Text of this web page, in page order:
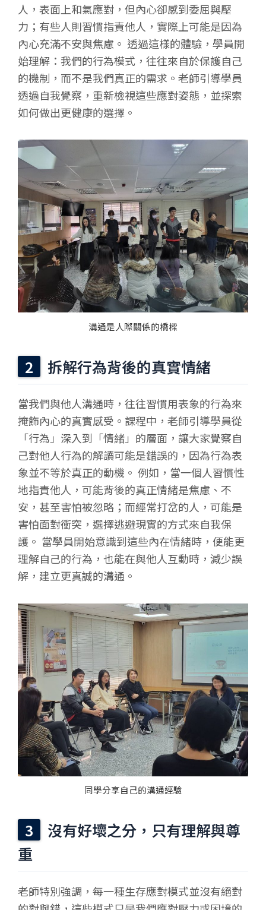
人，表面上和氣應對，但內心卻感到委屈與壓
力；有些人則習慣指責他人，實際上可能是因為
內心充滿不安與焦慮。 透過這樣的體驗，學員開
始理解：我們的行為模式，往往來自於保護自己
的機制，而不是我們真正的需求。老師引導學員
透過自我覺察，重新檢視這些應對姿態，並探索
如何做出更健康的選擇。
溝通是人際關係的橋樑
拆解行為背後的真實情緒
當我們與他人溝通時，往往習慣用表象的行為來
掩飾內心的真實感受。課程中，老師引導學員從
「行為」深入到「情緒」的層面，讓大家覺察自
己對他人行為的解讀可能是錯誤的，因為行為表
象並不等於真正的動機。 例如，當一個人習慣性
地指責他人，可能背後的真正情緒是焦慮、不
安，甚至害怕被忽略；而經常打岔的人，可能是
害怕面對衝突，選擇逃避現實的方式來自我保
護。 當學員開始意識到這些內在情緒時，便能更
理解自己的行為，也能在與他人互動時，減少誤
解，建立更真誠的溝通。
同學分享自己的溝通經驗
沒有好壞之分，只有理解與尊
重
老師特別強調，每一種生存應對模式並沒有絕對